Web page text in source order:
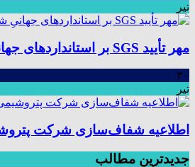
تیر
مهر تأیید SGS بر استانداردهای جهانیِ شرکت عملیات اکتشاف نفت؛ موفقیت در ممیزی سیستم مدیریت یکپارچه
۳۰
تیر
اطلاعیه شفاف‌سازی شرکت
جدیدترین مطالب